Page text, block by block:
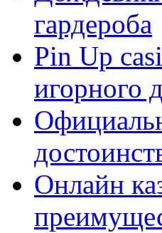
гардероба
Pin Up
игорного
Онлайн